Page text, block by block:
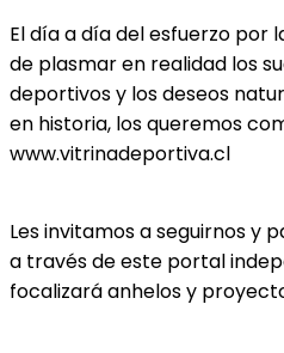
El día a día del esfuerzo por
de plasmar en realidad los
deportivos y los deseos
en historia, los queremos
www.vitrinadeportiva.cl
Les invitamos a seguirnos y
a través de este portal
focalizará anhelos y